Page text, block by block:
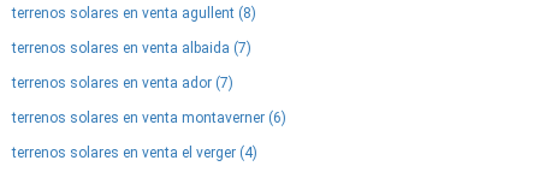
terrenos solares en venta agullent (8)
terrenos solares en venta albaida (7)
terrenos solares en venta ador (7)
terrenos solares en venta montaverner (6)
terrenos solares en venta el verger (4)